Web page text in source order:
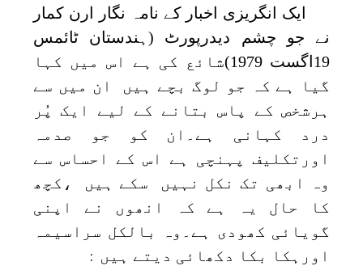
ایک انگریزی اخبار کے نامہ نگار ارن کمار
نے جو چشم دیدرپورٹ (ہندستان ٹائمس
19اگست 1979)شائع کی ہے اس میں کہا
گیا ہے کہ جو لوگ بچے ہیں ان میں سے
ہرشخص کے پاس بتانے کے لیے ایک پُر
درد کہانی ہے۔ان کو جو صدمہ
اورتکلیف پہنچی ہے اس کے احساس سے
وہ ابھی تک نکل نہیں سکے ہیں ،کچھ
کا حال یہ ہے کہ انھوں نے اپنی
گویائی کھودی ہے۔وہ بالکل سراسیمہ
اورہکا بکا دکھائی دیتے ہیں :